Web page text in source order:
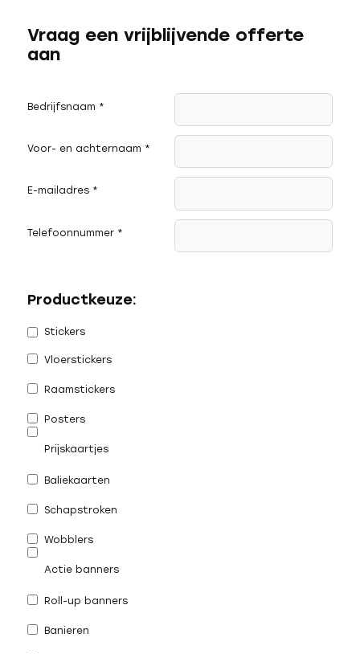
Vraag een vrijblijvende offerte
aan
Bedrijfsnaam *
Voor- en achternaam *
E-mailadres *
Telefoonnummer *
Productkeuze:
Stickers
Vloerstickers
Raamstickers
Posters
Prijskaartjes
Baliekaarten
Schapstroken
Wobblers
Actie banners
Roll-up banners
Banieren